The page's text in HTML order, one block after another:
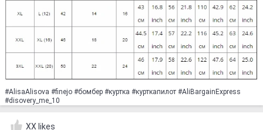
#AlisaAlisova #finejo #бомбер #куртка #курткапилот #AliBargainExpress
#disovery_me_10
XX likes